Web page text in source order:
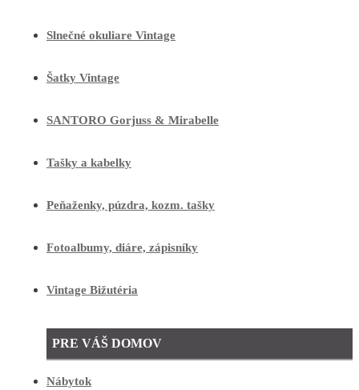
Slnečné okuliare Vintage
Šatky Vintage
SANTORO Gorjuss & Mirabelle
Tašky a kabelky
Peňaženky, púzdra, kozm. tašky
Fotoalbumy, diáre, zápisníky
Vintage Bižutéria
PRE VÁŠ DOMOV
Nábytok